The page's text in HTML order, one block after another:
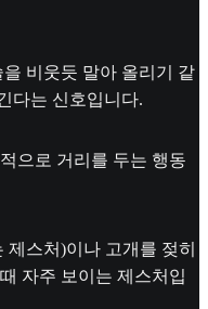
비웃듯 말아 올리기 같
다는 신호입니다.
으로 거리를 두는 행동
제스처)이나 고개를 젖히
자주 보이는 제스처입